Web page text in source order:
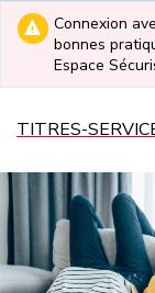
Connexion
bonnes
Espace
TITRES-